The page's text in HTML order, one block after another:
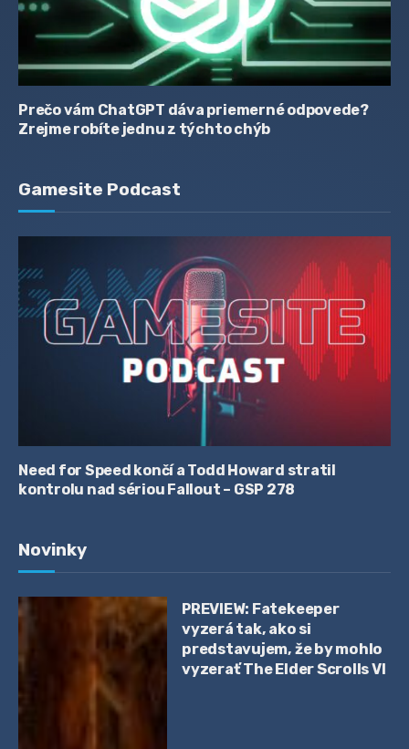
Prečo vám ChatGPT dáva priemerné odpovede?
Zrejme robíte jednu z týchto chýb
Gamesite Podcast
Need for Speed končí a Todd Howard stratil
kontrolu nad sériou Fallout – GSP 278
Novinky
PREVIEW: Fatekeeper
vyzerá tak, ako si
predstavujem, že by mohlo
vyzerať The Elder Scrolls VI